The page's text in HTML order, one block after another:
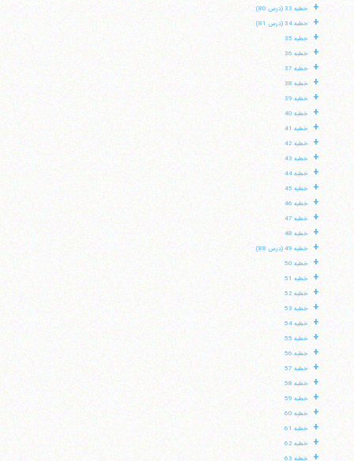
+ خطبه 33 (درس 80)
+ خطبه 34 (درس 81)
+ خطبه 35
+ خطبه 36
+ خطبه 37
+ خطبه 38
+ خطبه 39
+ خطبه 40
+ خطبه 41
+ خطبه 42
+ خطبه 43
+ خطبه 44
+ خطبه 45
+ خطبه 46
+ خطبه 47
+ خطبه 48
+ خطبه 49 (درس 88)
+ خطبه 50
+ خطبه 51
+ خطبه 52
+ خطبه 53
+ خطبه 54
+ خطبه 55
+ خطبه 56
+ خطبه 57
+ خطبه 58
+ خطبه 59
+ خطبه 60
+ خطبه 61
+ خطبه 62
+ خطبه 63